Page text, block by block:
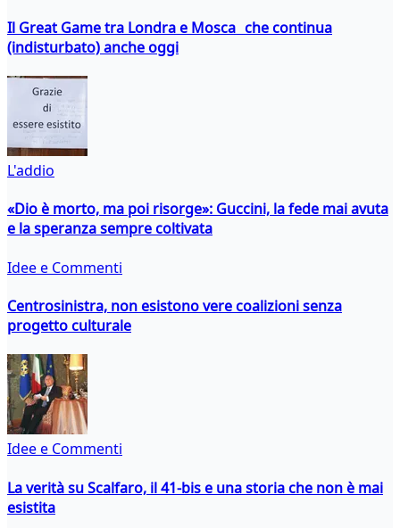
Il Great Game tra Londra e Mosca che continua
(indisturbato) anche oggi
L'addio
«Dio è morto, ma poi risorge»: Guccini, la fede mai avuta
e la speranza sempre coltivata
Idee e Commenti
Centrosinistra, non esistono vere coalizioni senza
progetto culturale
Idee e Commenti
La verità su Scalfaro, il 41-bis e una storia che non è mai
esistita